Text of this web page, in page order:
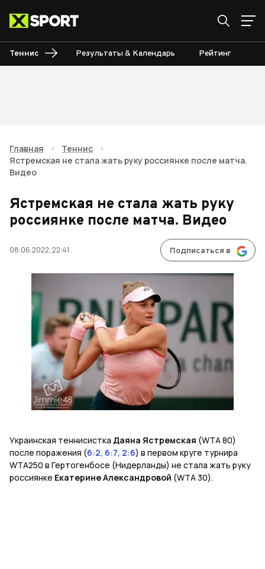
Теннис Результаты & Календарь Рейтинг
Главная • Теннис
•
Ястремская не стала жать руку россиянке после матча.
Видео
Ястремская не стала жать руку
россиянке после матча. Видео
08.06.2022, 22:41 Подписаться в
Украинская теннисистка Даяна Ястремская (WTA 80)
после поражения (6:2, 6:7, 2:6) в первом круге турнира
WTA250 в Гертогенбосе (Нидерланды) не стала жать руку
россиянке Екатерине Александровой (WTA 30).